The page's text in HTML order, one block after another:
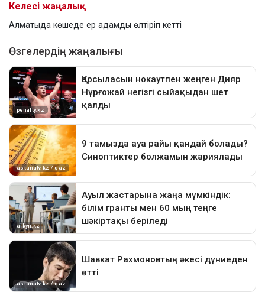
Келесі жаңалық
Алматыда көшеде ер адамды өлтіріп кетті